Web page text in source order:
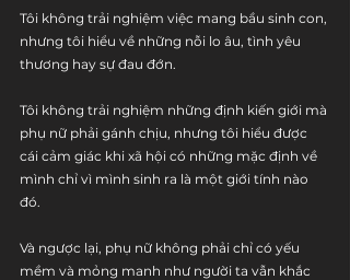
Tôi không trải nghiệm việc mang bầu sinh con,
nhưng tôi hiểu về những nỗi lo âu, tình yêu
thương hay sự đau đớn.
Tôi không trải nghiệm những định kiến giới mà
phụ nữ phải gánh chịu, nhưng tôi hiểu được
cái cảm giác khi xã hội có những mặc định về
mình chỉ vì mình sinh ra là một giới tính nào
đó.
Và ngược lại, phụ nữ không phải chỉ có yếu
mềm và mỏng manh như người ta vẫn khắc